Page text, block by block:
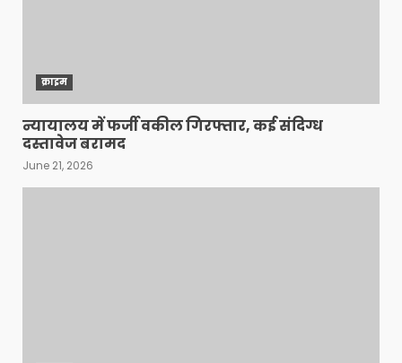
क्राइम
न्यायालय में फर्जी वकील गिरफ्तार, कई संदिग्ध
दस्तावेज बरामद
June 21, 2026